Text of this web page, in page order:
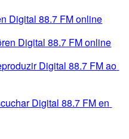
Digital 88.7 FM online
Digital 88.7 FM online
Digital 88.7 FM ao
Digital 88.7 FM en